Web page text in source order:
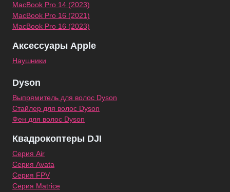
MacBook Pro 14 (2023)
MacBook Pro 16 (2021)
MacBook Pro 16 (2023)
Аксессуары Apple
Наушники
Dyson
Выпрямитель для волос Dyson
Стайлер для волос Dyson
Фен для волос Dyson
Квадрокоптеры DJI
Серия Air
Серия Avata
Серия FPV
Серия Matrice